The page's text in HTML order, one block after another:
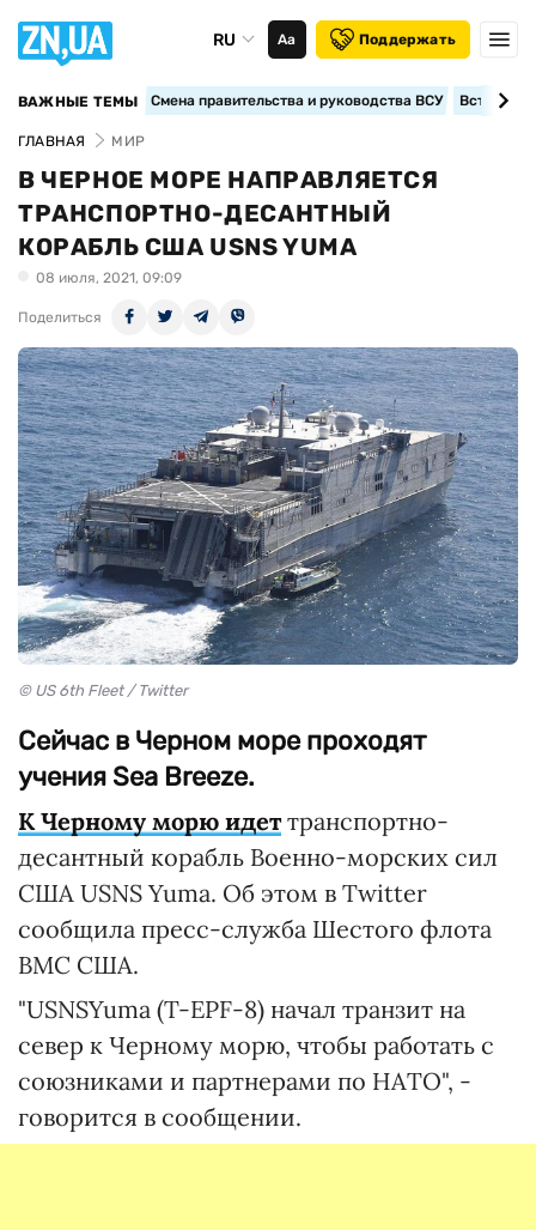
RU Аа Поддержать
ВАЖНЫЕ ТЕМЫ Смена правительства и руководства ВСУ
ГЛАВНАЯ МИР
В ЧЕРНОЕ МОРЕ НАПРАВЛЯЕТСЯ
ТРАНСПОРТНО-ДЕСАНТНЫЙ
КОРАБЛЬ США USNS YUMA
08 июля, 2021, 09:09
Поделиться
© US 6th Fleet / Twitter
Сейчас в Черном море проходят
учения Sea Breeze.
К Черному морю идеттранспортно-
десантный корабль Военно-морских сил
США USNS Yuma. Об этом в Twitter
сообщила пресс-служба Шестого флота
ВМС США.
"USNSYuma (T-EPF-8) начал транзит на
север к Черному морю, чтобы работать с
союзниками и партнерами по НАТО", -
говорится в сообщении.